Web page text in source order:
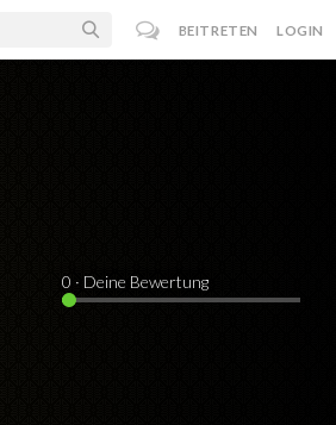
BEITRETEN LOGIN
0 · Deine Bewertung